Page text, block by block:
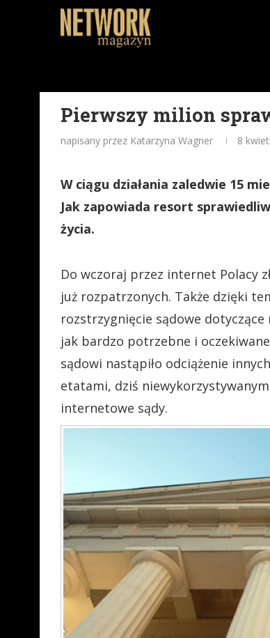
Pierwszy milion
napisany przez Katarzyna Wagner 8
W ciągu działania zaledwie 15
Jak zapowiada resort
życia.
Do wczoraj przez internet Polacy
już rozpatrzonych. Także dzięki
rozstrzygnięcie sądowe dotyczące
jak bardzo potrzebne i
sądowi nastąpiło odciążenie
etatami, dziś
internetowe sądy.